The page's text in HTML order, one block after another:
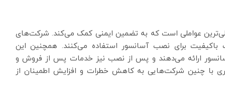
عواملی است که به تضمین ایمنی کمک می‌کند. شرکت‌های
برای نصب آسانسور استفاده می‌کنند. همچنین این
ارائه می‌دهند و پس از نصب نیز خدمات پس از فروش و
با چنین شرکت‌هایی به کاهش خطرات و افزایش اطمینان از